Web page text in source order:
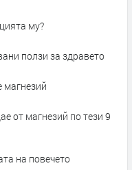
му?
ползи за здравето
от магнезий по тези 9
на повечето